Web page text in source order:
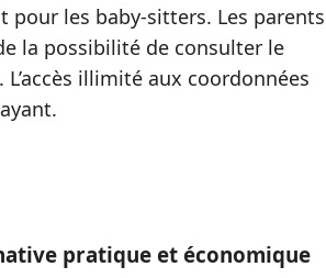
pour les baby-sitters. Les parents
la possibilité de consulter le
illimité aux coordonnées
pratique et économique